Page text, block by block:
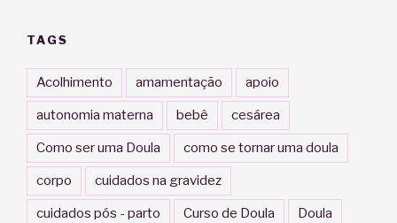
TAGS
Acolhimento amamentação apoio
autonomia materna bebê cesárea
Como ser uma Doula como se tornar uma doula
corpo cuidados na gravidez
cuidados pós - parto Curso de Doula Doula